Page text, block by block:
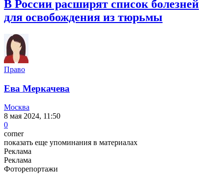
В России расширят список болезней
для освобождения из тюрьмы
Право
Ева Меркачева
Москва
8 мая 2024, 11:50
0
corner
показать еще упоминания в материалах
Реклама
Реклама
Фоторепортажи